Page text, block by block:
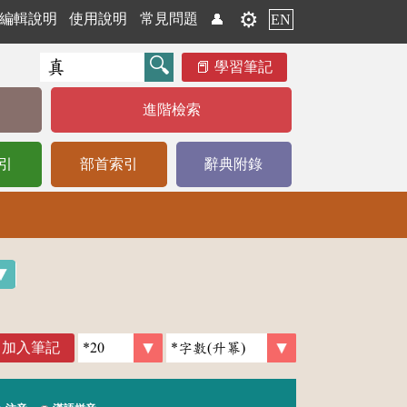
編輯說明 使用說明 常見問題 👤 ⚙️ EN
學習筆記
進階檢索
部首索引 辭典附錄
加入筆記